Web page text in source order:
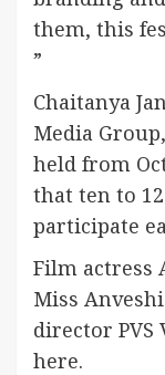
them, this
”
Chaitanya
Media
held from
that ten to
participate
Film actress
Miss
director PVS
here.